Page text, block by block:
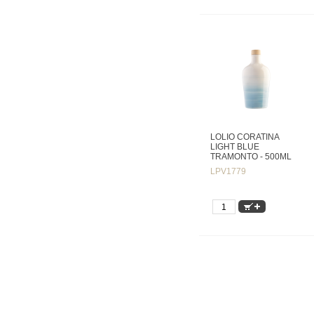
LOLIO CORATINA
LIGHT BLUE
TRAMONTO - 500ML
LPV1779